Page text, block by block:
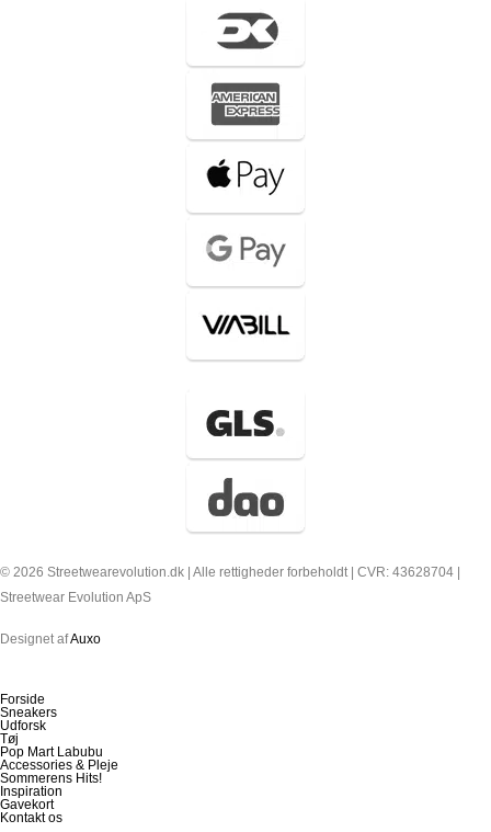
© 2026 Streetwearevolution.dk | Alle rettigheder forbeholdt | CVR: 43628704 |
Streetwear Evolution ApS
Designet afAuxo
Forside
Sneakers
Udforsk
Tøj
Pop Mart Labubu
Accessories & Pleje
Sommerens Hits!
Inspiration
Gavekort
Kontakt os